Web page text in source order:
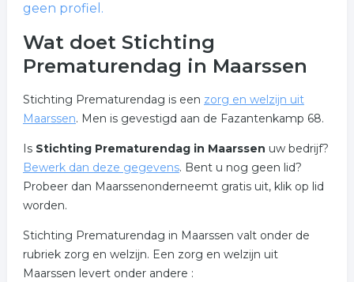
geen profiel.
Wat doet Stichting
Prematurendag in Maarssen
Stichting Prematurendag is een zorg en welzijn uit
Maarssen. Men is gevestigd aan de Fazantenkamp 68.
Is Stichting Prematurendag in Maarssen uw bedrijf?
Bewerk dan deze gegevens. Bent u nog geen lid?
Probeer dan Maarssenonderneemt gratis uit, klik op lid
worden.
Stichting Prematurendag in Maarssen valt onder de
rubriek zorg en welzijn. Een zorg en welzijn uit
Maarssen levert onder andere :